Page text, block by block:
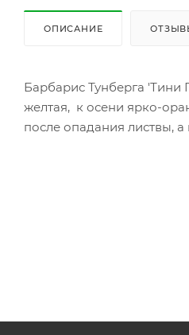
ОПИСАНИЕ
Барбарис Тунберга
желтая, к осени ярко-
после опадания листвы,